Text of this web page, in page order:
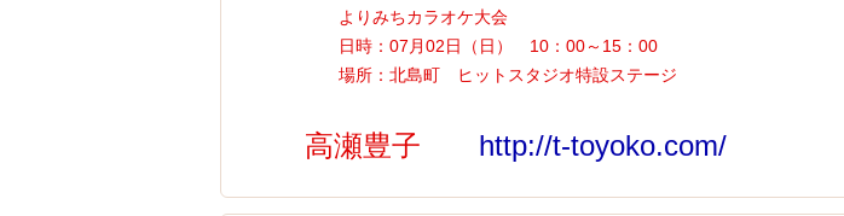
よりみちカラオケ大会
日時：07月02日（日） 10：00～15：00
場所：北島町 ヒットスタジオ特設ステージ
高瀬豊子 http://t-toyoko.com/